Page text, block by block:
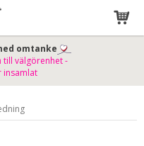
i varukorgen
omtanke
till välgörenhet -
insamlat